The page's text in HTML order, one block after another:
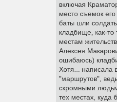
включая
место съемок
баты шли
кладбище, как-то
местам
Алексея
ошибаюсь)
Хотя... написала
"маршрутов",
скромными
тех местах, куда